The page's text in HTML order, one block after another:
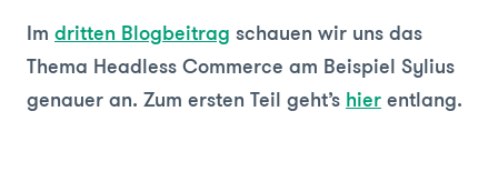
Im dritten Blogbeitrag schauen wir uns das
Thema Headless Commerce am Beispiel Sylius
genauer an. Zum ersten Teil geht’s hier entlang.